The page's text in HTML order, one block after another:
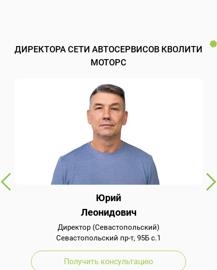
ДИРЕКТОРА СЕТИ АВТОСЕРВИСОВ КВОЛИТИ
МОТОРС
Юрий
Леонидович
Директор (Севастопольский)
Севастопольский пр-т, 95Б с.1
Получить консультацию